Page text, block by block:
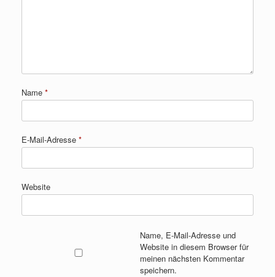
Name *
E-Mail-Adresse *
Website
Name, E-Mail-Adresse und
Website in diesem Browser für
meinen nächsten Kommentar
speichern.